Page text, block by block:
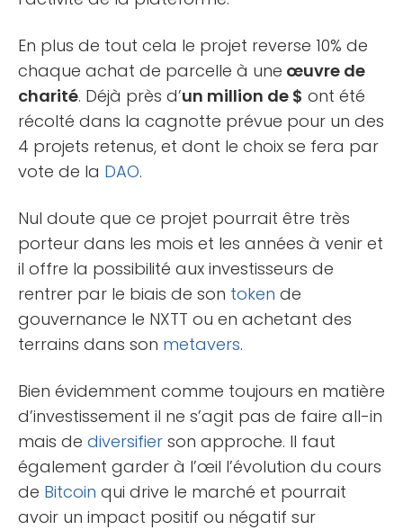
En plus de tout cela le projet reverse 10% de
chaque achat de parcelle à une œuvre de
charité. Déjà près d’un million de $ ont été
récolté dans la cagnotte prévue pour un des
4 projets retenus, et dont le choix se fera par
vote de la DAO.
Nul doute que ce projet pourrait être très
porteur dans les mois et les années à venir et
il offre la possibilité aux investisseurs de
rentrer par le biais de son token de
gouvernance le NXTT ou en achetant des
terrains dans son metavers.
Bien évidemment comme toujours en matière
d’investissement il ne s’agit pas de faire all-in
mais de diversifier son approche. Il faut
également garder à l’œil l’évolution du cours
de Bitcoin qui drive le marché et pourrait
avoir un impact positif ou négatif sur